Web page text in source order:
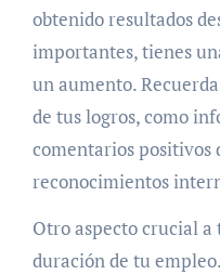
obtenido resultados
importantes, tienes
un aumento.
de tus logros, como
comentarios positivos
reconocimientos
Otro aspecto crucial a
duración de tu